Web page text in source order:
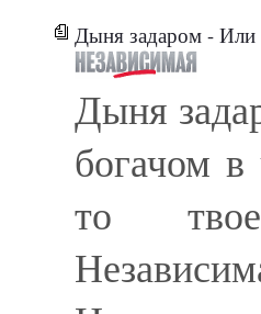
Дыня задаром - Или как в
Дыня
богачом
то